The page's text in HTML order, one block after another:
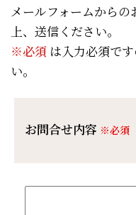
メールフォームからの
上、送信ください。
※必須 は入力必須で
い。
お問合せ内容 ※必須